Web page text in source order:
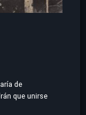
de
que unirse